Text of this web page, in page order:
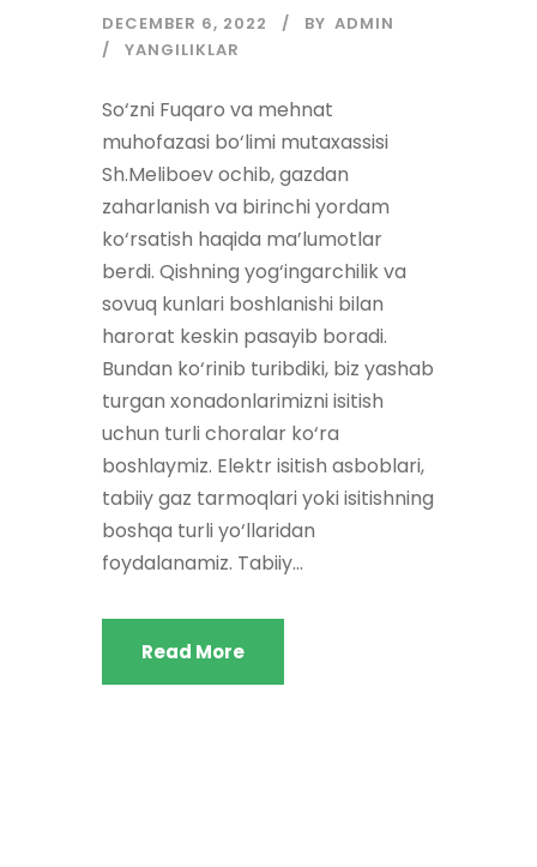
DECEMBER 6, 2022 BY ADMIN
YANGILIKLAR
So‘zni Fuqaro va mehnat
muhofazasi bo‘limi mutaxassisi
Sh.Meliboev ochib, gazdan
zaharlanish va birinchi yordam
ko‘rsatish haqida ma’lumotlar
berdi. Qishning yog‘ingarchilik va
sovuq kunlari boshlanishi bilan
harorat keskin pasayib boradi.
Bundan ko‘rinib turibdiki, biz yashab
turgan xonadonlarimizni isitish
uchun turli choralar ko‘ra
boshlaymiz. Elektr isitish asboblari,
tabiiy gaz tarmoqlari yoki isitishning
boshqa turli yo‘llaridan
foydalanamiz. Tabiiy...
Read More